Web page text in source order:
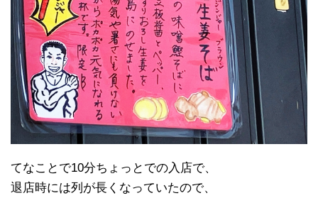
てなことで10分ちょっとでの入店で、
退店時には列が長くなっていたので、